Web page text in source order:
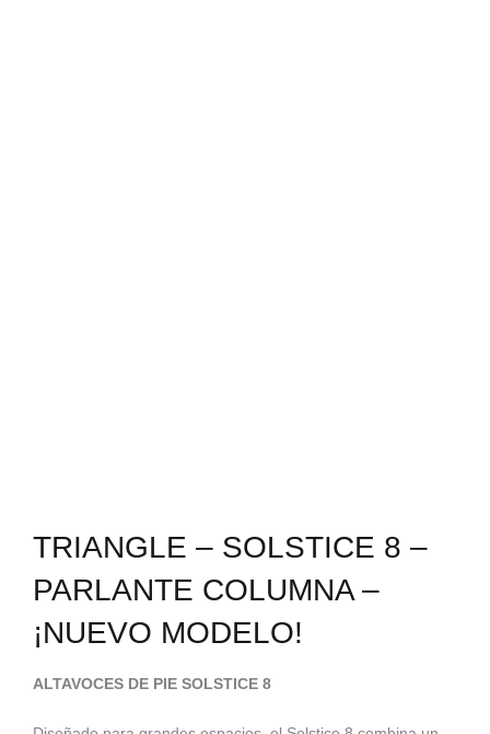
TRIANGLE – SOLSTICE 8 –
PARLANTE COLUMNA –
¡NUEVO MODELO!
ALTAVOCES DE PIE SOLSTICE 8